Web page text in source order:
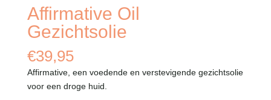
Affirmative Oil
Gezichtsolie
€39,95
Affirmative, een voedende en verstevigende gezichtsolie
voor een droge huid.